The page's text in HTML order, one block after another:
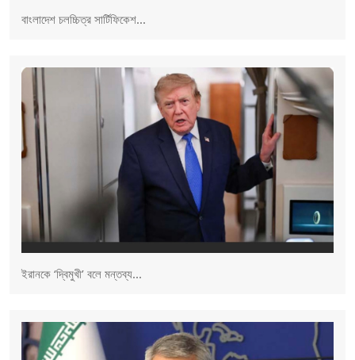
বাংলাদেশ চলচ্চিত্র সার্টিফিকেশ...
ইরানকে ‘দ্বিমুখী’ বলে মন্তব্য...